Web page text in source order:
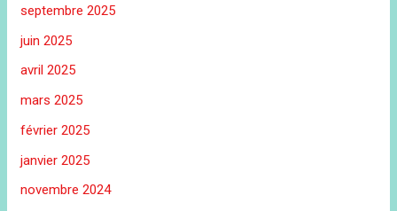
septembre 2025
juin 2025
avril 2025
mars 2025
février 2025
janvier 2025
novembre 2024